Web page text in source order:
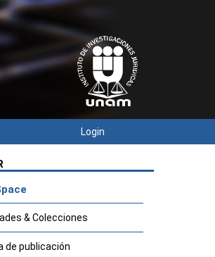
Login
& Colecciones
de publicación